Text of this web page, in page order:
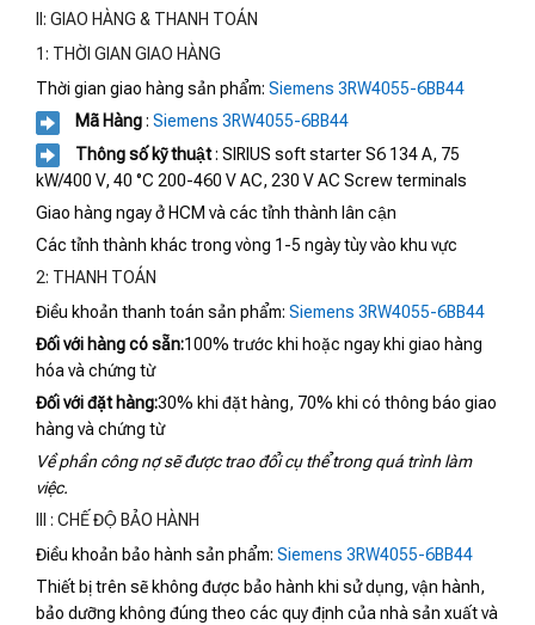
II: GIAO HÀNG & THANH TOÁN
1: THỜI GIAN GIAO HÀNG
Thời gian giao hàng sản phẩm: Siemens 3RW4055-6BB44
Mã Hàng: Siemens 3RW4055-6BB44
Thông số kỹ thuật: SIRIUS soft starter S6 134 A, 75
kW/400 V, 40 °C 200-460 V AC, 230 V AC Screw terminals
Giao hàng ngay ở HCM và các tỉnh thành lân cận
Các tỉnh thành khác trong vòng 1-5 ngày tùy vào khu vực
2: THANH TOÁN
Điều khoản thanh toán sản phẩm: Siemens 3RW4055-6BB44
Đối với hàng có sẵn:100% trước khi hoặc ngay khi giao hàng
hóa và chứng từ
Đối với đặt hàng:30% khi đặt hàng, 70% khi có thông báo giao
hàng và chứng từ
Về phần công nợ sẽ được trao đổi cụ thể trong quá trình làm
việc.
III : CHẾ ĐỘ BẢO HÀNH
Điều khoản bảo hành sản phẩm: Siemens 3RW4055-6BB44
Thiết bị trên sẽ không được bảo hành khi sử dụng, vận hành,
bảo dưỡng không đúng theo các quy định của nhà sản xuất và